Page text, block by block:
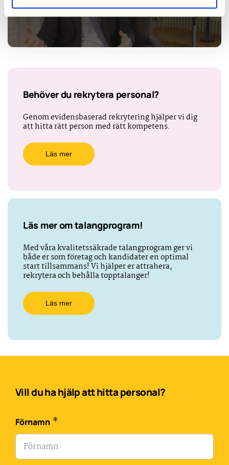
Behöver du rekrytera personal?
Genom evidensbaserad rekrytering hjälper vi dig
att hitta rätt person med rätt kompetens.
Läs mer
Läs mer om talangprogram!
Med våra kvalitetssäkrade talangprogram ger vi
både er som företag och kandidater en optimal
start tillsammans! Vi hjälper er attrahera,
rekrytera och behålla topptalanger!
Läs mer
Vill du ha hjälp att hitta personal?
Förnamn *